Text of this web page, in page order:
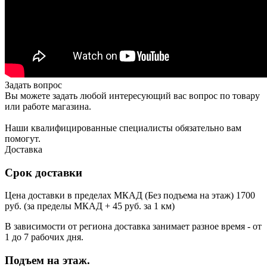
Задать вопрос
Вы можете задать любой интересующий вас вопрос по товару
или работе магазина.
Наши квалифицированные специалисты обязательно вам
помогут.
Доставка
Срок доставки
Цена доставки в пределах МКАД (Без подъема на этаж) 1700
руб. (за пределы МКАД + 45 руб. за 1 км)
В зависимости от региона доставка занимает разное время - от
1 до 7 рабочих дня.
Подъем на этаж.